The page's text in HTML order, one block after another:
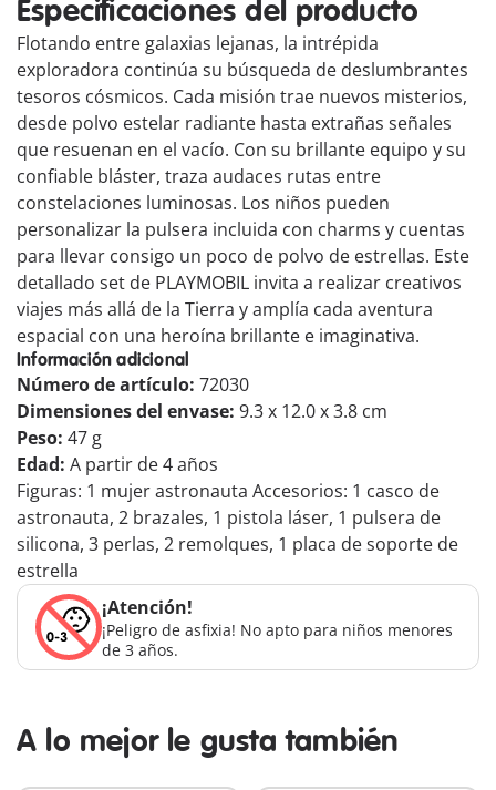
Especificaciones del producto
Flotando entre galaxias lejanas, la intrépida
exploradora continúa su búsqueda de deslumbrantes
tesoros cósmicos. Cada misión trae nuevos misterios,
desde polvo estelar radiante hasta extrañas señales
que resuenan en el vacío. Con su brillante equipo y su
confiable bláster, traza audaces rutas entre
constelaciones luminosas. Los niños pueden
personalizar la pulsera incluida con charms y cuentas
para llevar consigo un poco de polvo de estrellas. Este
detallado set de PLAYMOBIL invita a realizar creativos
viajes más allá de la Tierra y amplía cada aventura
espacial con una heroína brillante e imaginativa.
Información adicional
Número de artículo: 72030
Dimensiones del envase: 9.3 x 12.0 x 3.8 cm
Peso: 47 g
Edad: A partir de 4 años
Figuras: 1 mujer astronauta Accesorios: 1 casco de
astronauta, 2 brazales, 1 pistola láser, 1 pulsera de
silicona, 3 perlas, 2 remolques, 1 placa de soporte de
estrella
¡Atención!
¡Peligro de asfixia! No apto para niños menores
de 3 años.
A lo mejor le gusta también